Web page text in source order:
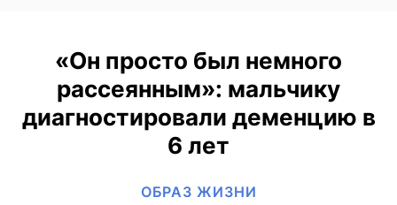
«Он просто был немного
рассеянным»: мальчику
диагностировали деменцию в
6 лет
ОБРАЗ ЖИЗНИ